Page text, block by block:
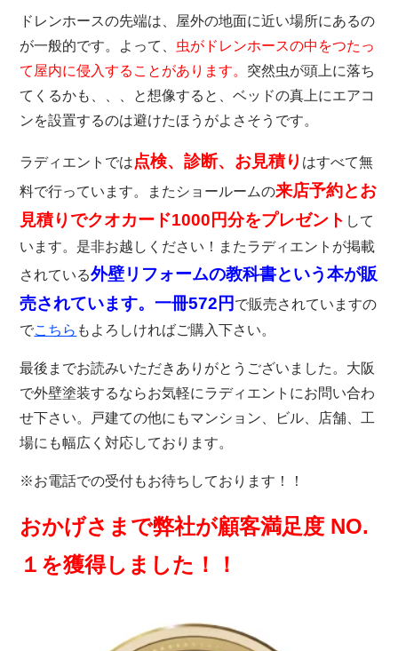
ドレンホースの先端は、屋外の地面に近い場所にあるの
が一般的です。よって、 虫がドレンホースの中をつたっ
て屋内に侵入することがあります。 突然虫が頭上に落ち
てくるかも、、、と想像すると、ベッドの真上にエアコ
ンを設置するのは避けたほうがよさそうです。
ラディエントでは点検、診断、お見積り はすべて無
料で行っています。またショールームの来店予約とお
見積りでクオカード1000円分をプレゼント して
います。是非お越しください！またラディエントが掲載
されている外壁リフォームの教科書という本が販
売されています。一冊572円 で販売されていますの
でこちら もよろしければご購入下さい。
最後までお読みいただきありがとうございました。大阪
で外壁塗装するならお気軽にラディエントにお問い合わ
せ下さい。戸建ての他にもマンション、ビル、店舗、工
場にも幅広く対応しております。
※お電話での受付もお待ちしております！！
おかげさまで弊社が顧客満足度 NO.
１を獲得しました！！